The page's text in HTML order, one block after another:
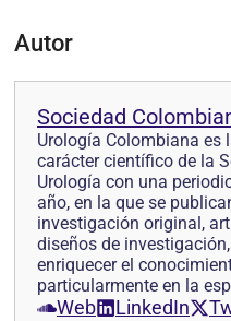
Autor
Sociedad
Urología Colombiana es
carácter científico de la
Urología con una
año, en la que se
investigación original,
diseños de
enriquecer el
particularmente en la
Web LinkedIn